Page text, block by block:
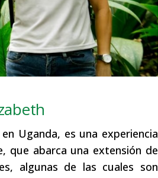
Uganda, es una experiencia
que abarca una extensión de
algunas de las cuales son